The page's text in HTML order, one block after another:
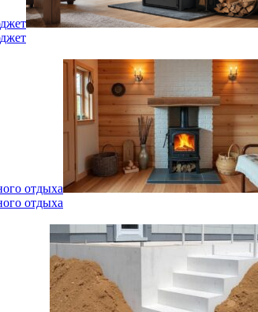
отдыха
отдыха